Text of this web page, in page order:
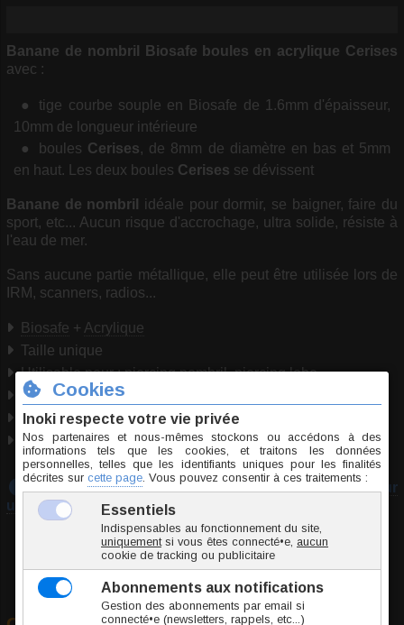
Banane de nombril Biosafe boules en acrylique Cerises
avec :
tige courbe souple en Biosafe de 1.6mm d'épaisseur,
10mm de longueur intérieure
boules Cerises, de 8mm de diamètre en bas et 5mm
en haut. Les deux boules Cerises se dévissent
Banane de nombril
idéale pour dormir, se baigner, faire du
sport, etc... Aucun risque d'accrochage, ultra solide, résiste à
l'eau de mer.
Sans aucune partie métallique, elle peut être utilisée lors de
IRM, scanners, radios...
Biosafe + Acrylique
Taille unique
Utilisable pour : piercing nombril, piercing lobe.
MarqueInoki
Origine Chine
Conformité RSGP
Téléchargez notre guide :
Prendre les mesures pour
un piercing